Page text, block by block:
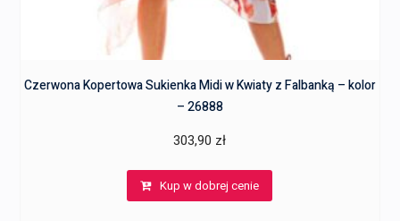
Czerwona Kopertowa Sukienka Midi w Kwiaty z Falbanką – kolor
– 26888
303,90 zł
Kup w dobrej cenie